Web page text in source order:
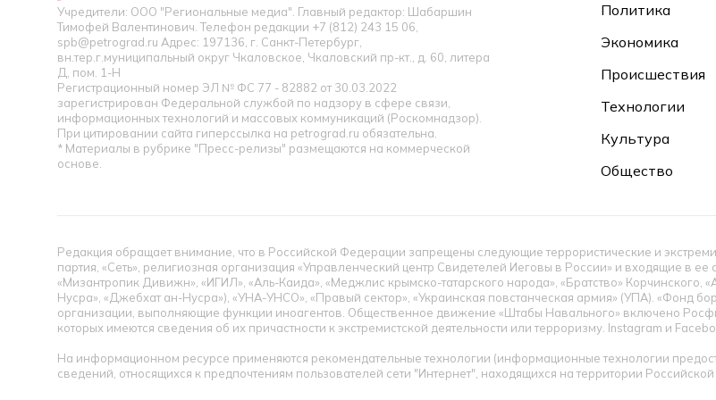
Учредители: ООО "Региональные медиа". Главный редактор: Шабаршин
Тимофей Валентинович. Телефон редакции +7 (812) 243 15 06,
spb@petrograd.ru Адрес: 197136, г. Санкт-Петербург,
вн.тер.г.муниципальный округ Чкаловское, Чкаловский пр-кт., д. 60, литера
Д, пом. 1-Н
Регистрационный номер ЭЛ № ФС 77 - 82882 от 30.03.2022
зарегистрирован Федеральной службой по надзору в сфере связи,
информационных технологий и массовых коммуникаций (Роскомнадзор).
При цитировании сайта гиперссылка на petrograd.ru обязательна.
* Материалы в рубрике "Пресс-релизы" размещаются на коммерческой
основе.
Политика
Экономика
Происшествия
Технологии
Культура
Общество
Редакция обращает внимание, что в Российской Федерации запрещены следующие террористические и
партия, «Сеть», религиозная организация «Управленческий центр Свидетелей Иеговы в России» и входящие в
«Мизантропик Дивижн», «ИГИЛ», «Аль-Каида», «Меджлис крымско-татарского народа», «Братство»
Нусра», «Джебхат ан-Нусра»), «УНА-УНСО», «Правый сектор», «Украинская повстанческая армия» (УПА). «Фонд
организации, выполняющие функции иноагентов. Общественное движение «Штабы Навального» включено
которых имеются сведения об их причастности к экстремистской деятельности или терроризму. Instagram и
На информационном ресурсе применяются рекомендательные технологии (информационные технологии
сведений, относящихся к предпочтениям пользователей сети "Интернет", находящихся на территории